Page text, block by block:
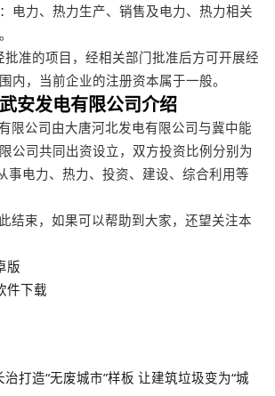
电力、热力生产、销售及电力、热力相关
批准的项目，经相关部门批准后方可开展经
内，当前企业的注册资本属于一般。
安发电有限公司介绍
限公司由大唐河北发电有限公司与冀中能
公司共同出资设立，双方投资比例分别为
事电力、热力、投资、建设、综合利用等
结束，如果可以帮助到大家，还望关注本
版
件下载
打造“无废城市”样板 让建筑垃圾变为“城